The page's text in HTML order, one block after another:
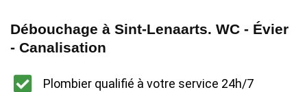
Débouchage à Sint-Lenaarts. WC - Évier
- Canalisation
Plombier qualifié à votre service 24h/7